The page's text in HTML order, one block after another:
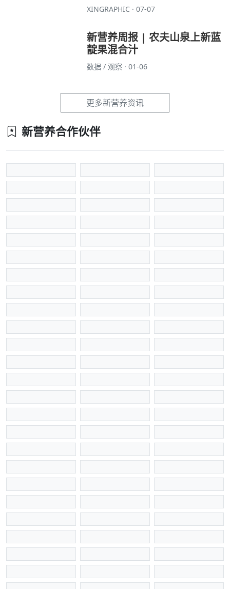
XINGRAPHIC · 07-07
新营养周报 | 农夫山泉上新蓝
靛果混合汁
数据 / 观察 · 01-06
更多新营养资讯
新营养合作伙伴